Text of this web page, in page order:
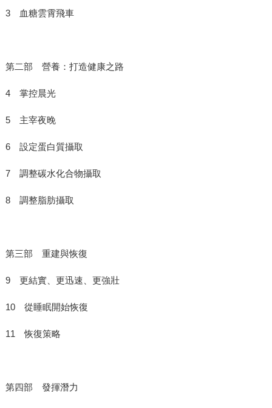
3 血糖雲霄飛車
第二部 營養：打造健康之路
4 掌控晨光
5 主宰夜晚
6 設定蛋白質攝取
7 調整碳水化合物攝取
8 調整脂肪攝取
第三部 重建與恢復
9 更結實、更迅速、更強壯
10 從睡眠開始恢復
11 恢復策略
第四部 發揮潛力